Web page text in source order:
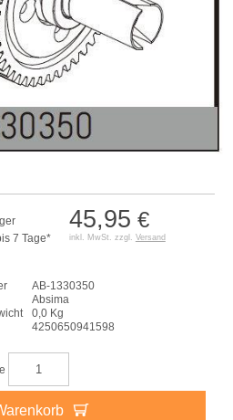
45,95 €
inkl. MwSt. zzgl. Versand
7 Tage*
AB-1330350
Absima
0,0 Kg
4250650941598